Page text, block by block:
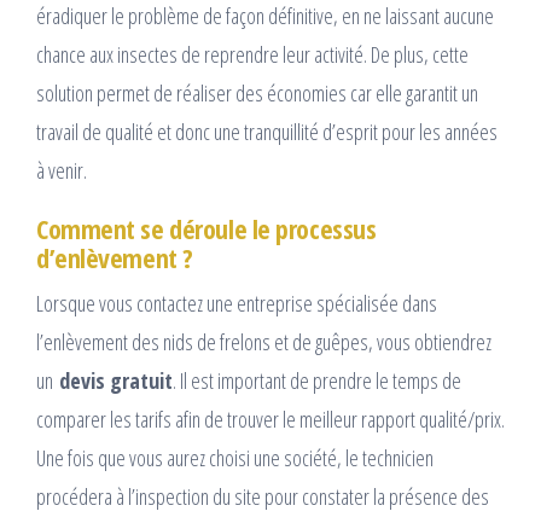
éradiquer le problème de façon définitive, en ne laissant aucune
chance aux insectes de reprendre leur activité. De plus, cette
solution permet de réaliser des économies car elle garantit un
travail de qualité et donc une tranquillité d’esprit pour les années
à venir.
Comment se déroule le processus
d’enlèvement ?
Lorsque vous contactez une entreprise spécialisée dans
l’enlèvement des nids de frelons et de guêpes, vous obtiendrez
un devis gratuit. Il est important de prendre le temps de
comparer les tarifs afin de trouver le meilleur rapport qualité/prix.
Une fois que vous aurez choisi une société, le technicien
procédera à l’inspection du site pour constater la présence des